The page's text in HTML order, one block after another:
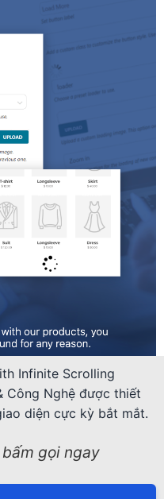
Infinite Scrolling
Công Nghệ được thiết
diện cực kỳ bắt mắt.
gọi ngay